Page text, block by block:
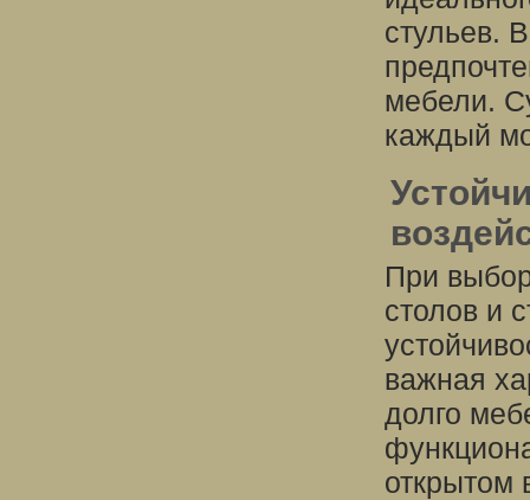
стульев.
мебели.
каждый
При
столов и
важная
долго
открытом